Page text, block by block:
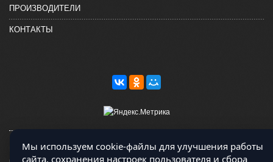
ПРОИЗВОДИТЕЛИ
КОНТАКТЫ
Магазин работает на OCLite Комплект-А - радиодетали и электронные
Мы используем cookie-файлы для улучшения работы
сайта, сохранения настроек пользователя и сбора